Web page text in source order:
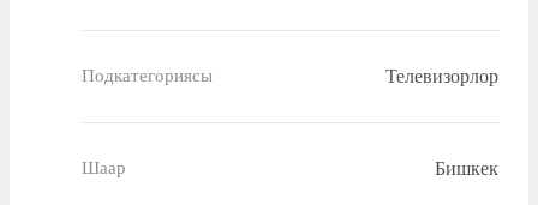
Подкатегориясы Телевизорлор
Шаар Бишкек